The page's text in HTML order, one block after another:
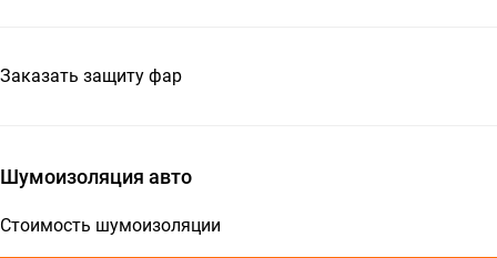
Заказать защиту фар
Шумоизоляция авто
Стоимость шумоизоляции